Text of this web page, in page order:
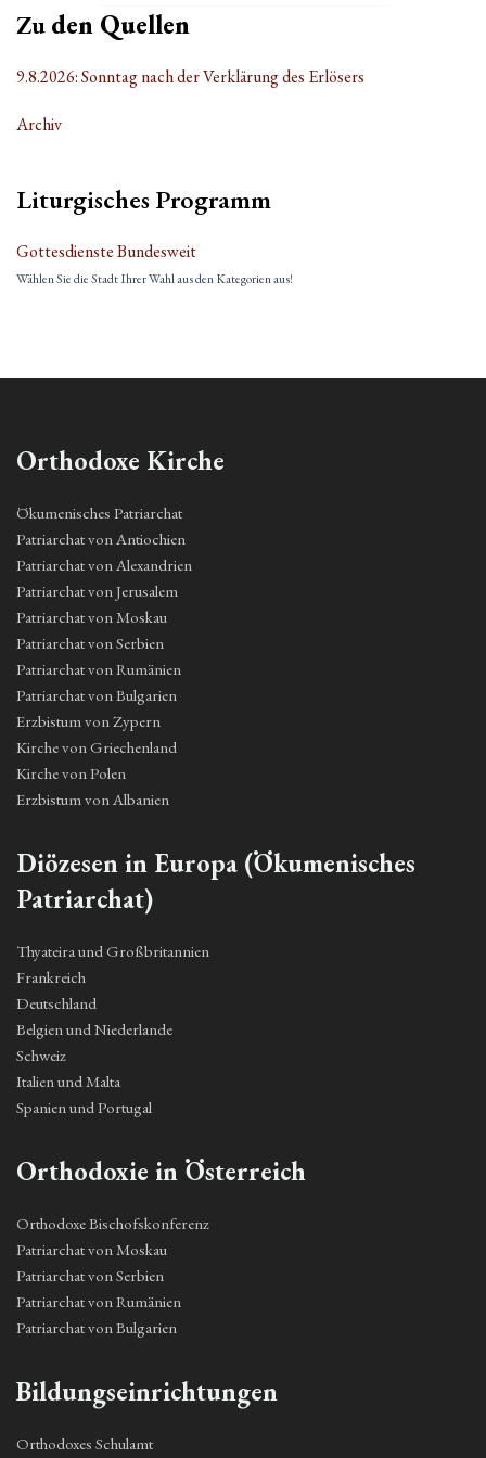
Zuden Quellen
9.8.2026: Sonntag nach der Verklärung des Erlösers
Archiv
Liturgisches Programm
Gottesdienste Bundesweit
Wählen Sie die Stadt Ihrer Wahl aus den Kategorien aus!
Orthodoxe Kirche
Ökumenisches Patriarchat
Patriarchat von Antiochien
Patriarchat von Alexandrien
Patriarchat von Jerusalem
Patriarchat von Moskau
Patriarchat von Serbien
Patriarchat von Rumänien
Patriarchat von Bulgarien
Erzbistum von Zypern
Kirche von Griechenland
Kirche von Polen
Erzbistum von Albanien
Diözesen in Europa (Ökumenisches
Patriarchat)
Thyateira und Großbritannien
Frankreich
Deutschland
Belgien und Niederlande
Schweiz
Italien und Malta
Spanien und Portugal
Orthodoxie in Österreich
Orthodoxe Bischofskonferenz
Patriarchat von Moskau
Patriarchat von Serbien
Patriarchat von Rumänien
Patriarchat von Bulgarien
Bildungseinrichtungen
Orthodoxes Schulamt